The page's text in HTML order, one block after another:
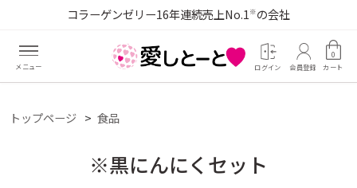
コラーゲンゼリー16年連続売上No.1 ※の会社
ログイン 会員登録 カート
0
トップページ 食品
※黒にんにくセット